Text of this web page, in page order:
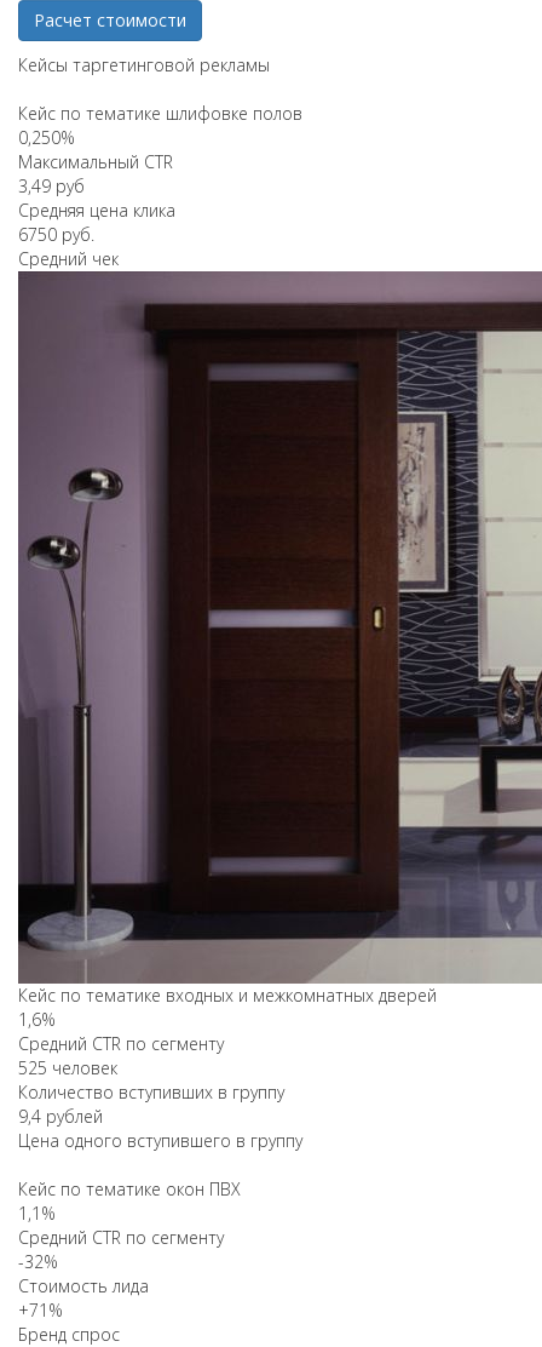
Расчет стоимости
Кейсы таргетинговой рекламы
Кейс по тематике шлифовке полов
0,250%
Максимальный CTR
3,49 руб
Средняя цена клика
6750 руб.
Средний чек
Кейс по тематике входных и межкомнатных дверей
1,6%
Средний CTR по сегменту
525 человек
Количество вступивших в группу
9,4 рублей
Цена одного вступившего в группу
Кейс по тематике окон ПВХ
1,1%
Средний CTR по сегменту
-32%
Стоимость лида
+71%
Бренд спрос